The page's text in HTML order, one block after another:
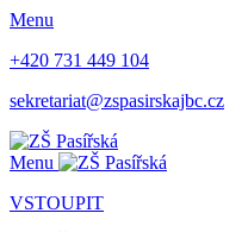
Menu
+420 731 449 104
sekretariat@zspasirskajbc.cz
Menu
VSTOUPIT